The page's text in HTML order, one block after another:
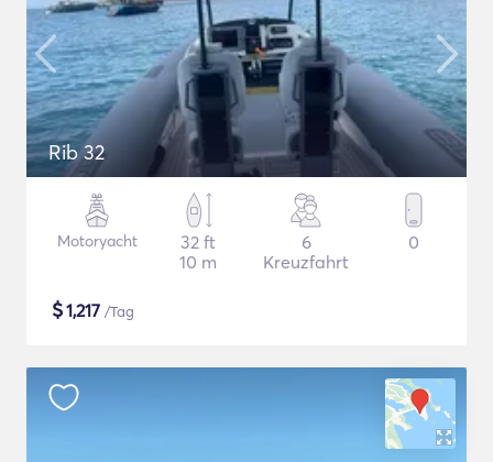
Rib 32
Motoryacht
32 ft
10 m
6
Kreuzfahrt
0
$1,217 /Tag